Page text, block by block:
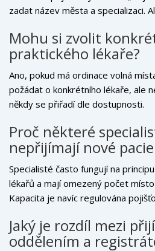
zadat název města a specializaci.
Mohu si zvolit
praktického lékaře?
Ano, pokud má ordinace volná
požádat o konkrétního lékaře, ale
někdy se přiřadí dle dostupnosti.
Proč některé
nepřijímají nové
Specialisté často fungují na
lékařů a mají omezený počet
Kapacita je navíc regulována
Jaký je rozdíl mezi
oddělením a